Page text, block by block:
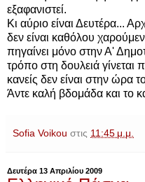
εξαφανιστεί.
Κι αύριο είναι Δευτέρα...
δεν είναι καθόλου
πηγαίνει μόνο στην Α'
τρόπο στη δουλειά γίνεται
κανείς δεν είναι στην ώρα
Άντε καλή βδομάδα και το
Sofia Voikou στις 11:45 μ.μ.
Δευτέρα 13 Απριλίου 2009